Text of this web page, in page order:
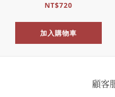
NT$720
加入購物車
顧客